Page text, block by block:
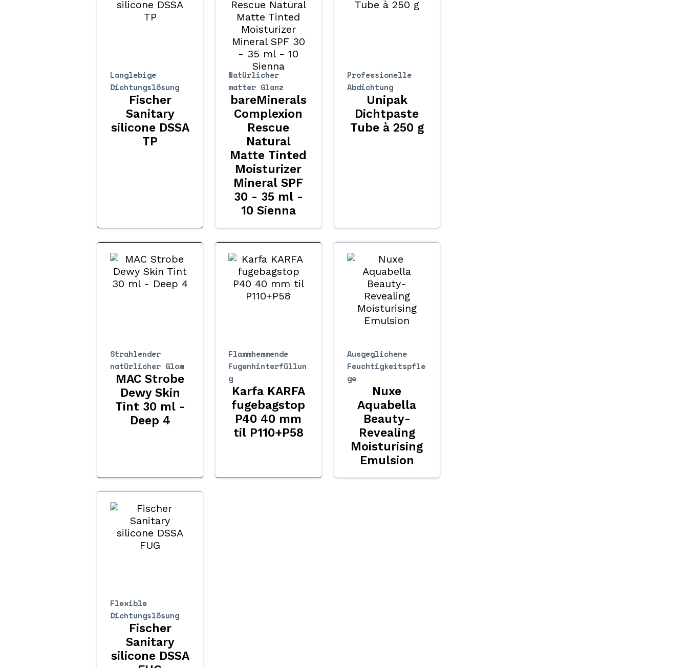
Langlebige
Dichtungslösung
Fischer
Sanitary
silicone DSSA
TP
Natürlicher
matter Glanz
bareMinerals
Complexion
Rescue
Natural
Matte Tinted
Moisturizer
Mineral SPF
30 - 35 ml -
10 Sienna
Professionelle
Abdichtung
Unipak
Dichtpaste
Tube à 250 g
Strahlender
natürlicher Glow
MAC Strobe
Dewy Skin
Tint 30 ml -
Deep 4
Flammhemmende
Fugenhinterfüllun
g
Karfa KARFA
fugebagstop
P40 40 mm
til P110+P58
Ausgeglichene
Feuchtigkeitspfle
ge
Nuxe
Aquabella
Beauty-
Revealing
Moisturising
Emulsion
Flexible
Dichtungslösung
Fischer
Sanitary
silicone DSSA